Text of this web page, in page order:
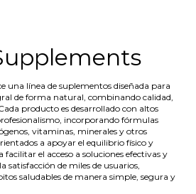
una línea de suplementos diseñada para
de forma natural, combinando calidad,
producto es desarrollado con altos
incorporando fórmulas
vitaminas, minerales y otros
a apoyar el equilibrio físico y
el acceso a soluciones efectivas y
satisfacción de miles de usuarios,
saludables de manera simple, segura y